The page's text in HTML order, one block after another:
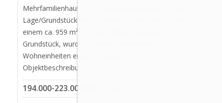
Mehrfamilienhaus mit 12 Wohneinheiten in Vechta
Lage/Grundstück: 49377 Vechta, Kolpingstr. 36; Auf
einem ca. 959 m² großen, zentral gelegenem
Grundstück, wurde ein Mehrfamilienhaus mit 12
Wohneinheiten erstellt. (Baujahr 1972)
Objektbeschreibung: […]
194.000-223.000 EUR